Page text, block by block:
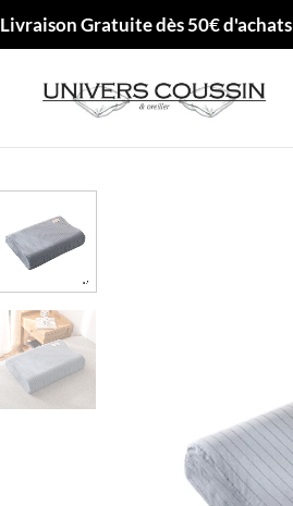
Livraison Gratuite dès 50€ d'achats